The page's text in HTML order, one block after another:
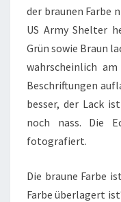
der braunen Farbe
US Army Shelter
Grün sowie Braun
wahrscheinlich
Beschriftungen
besser, der Lack
noch nass. Die
fotografiert.
Die braune Farbe
Farbe überlagert